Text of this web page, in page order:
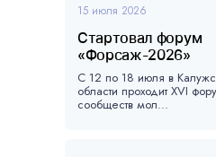
15 июля 2026
Стартовал форум
«Форсаж-2026»
С 12 по 18 июля в
области проходит XVI
сообществ мол...